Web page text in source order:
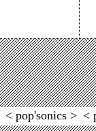
< pop'sonics > <